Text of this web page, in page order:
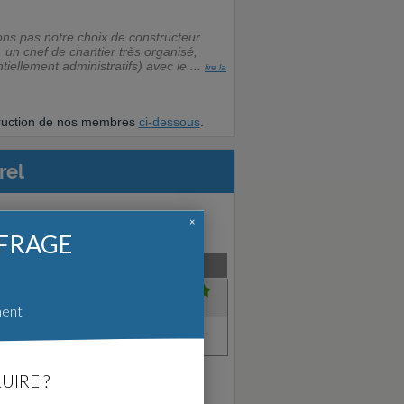
pas notre choix de constructeur.
chef de chantier très organisé,
administratifs) avec le ...
lire la
de nos membres ci-dessous.
Jan. 2022 Pas d'avis.
?
×